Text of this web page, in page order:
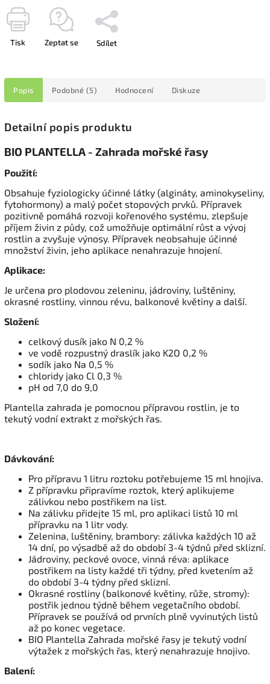
Tisk Zeptat se Sdílet
Popis Podobné (5) Hodnocení Diskuze
Detailní popis produktu
BIO PLANTELLA - Zahrada mořské řasy
Použití:
Obsahuje fyziologicky účinné látky (algináty, aminokyseliny,
fytohormony) a malý počet stopových prvků. Přípravek
pozitivně pomáhá rozvoji kořenového systému, zlepšuje
příjem živin z půdy, což umožňuje optimální růst a vývoj
rostlin a zvyšuje výnosy. Přípravek neobsahuje účinné
množství živin, jeho aplikace nenahrazuje hnojení.
Aplikace:
Je určena pro plodovou zeleninu, jádroviny, luštěniny,
okrasné rostliny, vinnou révu, balkonové květiny a další.
Složení:
celkový dusík jako N 0,2 %
ve vodě rozpustný draslík jako K2O 0,2 %
sodík jako Na 0,5 %
chloridy jako Cl 0,3 %
pH od 7,0 do 9,0
Plantella zahrada je pomocnou přípravou rostlin, je to
tekutý vodní extrakt z mořských řas.
Dávkování:
Pro přípravu 1 litru roztoku potřebujeme 15 ml hnojiva.
Z přípravku připravíme roztok, který aplikujeme
zálivkou nebo postřikem na list.
Na zálivku přidejte 15 ml, pro aplikaci listů 10 ml
přípravku na 1 litr vody.
Zelenina, luštěniny, brambory: zálivka každých 10 až
14 dní, po výsadbě až do období 3-4 týdnů před sklizní.
Jádroviny, peckové ovoce, vinná réva: aplikace
postřikem na listy každé tři týdny, před kvetením až
do období 3-4 týdny před sklizní.
Okrasné rostliny (balkonové květiny, růže, stromy):
postřik jednou týdně během vegetačního období.
Přípravek se používá od prvních plně vyvinutých listů
až po konec vegetace.
BIO Plantella Zahrada mořské řasy je tekutý vodní
výtažek z mořských řas, který nenahrazuje hnojivo.
Balení: